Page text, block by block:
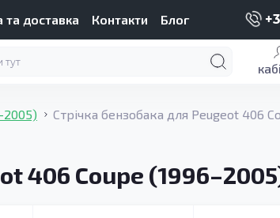
та доставка Контакти Блог
Стрічка бензобака для Peugeot 406
406 Coupe